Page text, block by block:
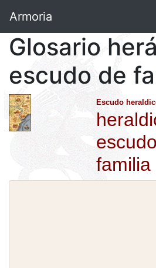
Armoria
Glosario
escudo de
Escudo
familia